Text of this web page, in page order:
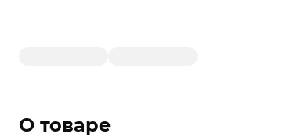
О товаре